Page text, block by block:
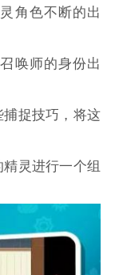
角色不断的出
唤师的身份出
捉技巧，将这
灵进行一个组